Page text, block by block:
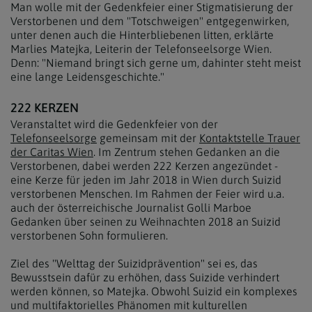
Man wolle mit der Gedenkfeier einer Stigmatisierung der
Verstorbenen und dem "Totschweigen" entgegenwirken,
unter denen auch die Hinterbliebenen litten, erklärte
Marlies Matejka, Leiterin der Telefonseelsorge Wien.
Denn: "Niemand bringt sich gerne um, dahinter steht meist
eine lange Leidensgeschichte."
222 KERZEN
Veranstaltet wird die Gedenkfeier von der
Telefonseelsorge gemeinsam mit der Kontaktstelle Trauer
der Caritas Wien. Im Zentrum stehen Gedanken an die
Verstorbenen, dabei werden 222 Kerzen angezündet -
eine Kerze für jeden im Jahr 2018 in Wien durch Suizid
verstorbenen Menschen. Im Rahmen der Feier wird u.a.
auch der österreichische Journalist Golli Marboe
Gedanken über seinen zu Weihnachten 2018 an Suizid
verstorbenen Sohn formulieren.
Ziel des "Welttag der Suizidprävention" sei es, das
Bewusstsein dafür zu erhöhen, dass Suizide verhindert
werden können, so Matejka. Obwohl Suizid ein komplexes
und multifaktorielles Phänomen mit kulturellen